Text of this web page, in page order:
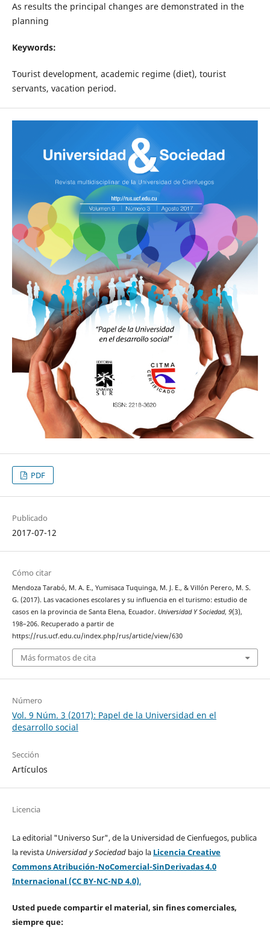
As results the principal changes are demonstrated in the
planning
Keywords:
Tourist development, academic regime (diet), tourist
servants, vacation period.
PDF
Publicado
2017-07-12
Cómo citar
Mendoza Tarabó, M. A. E., Yumisaca Tuquinga, M. J. E., & Villón Perero, M. S.
G. (2017). Las vacaciones escolares y su influencia en el turismo: estudio de
casos en la provincia de Santa Elena, Ecuador. Universidad Y Sociedad, 9(3),
198–206. Recuperado a partir de
https://rus.ucf.edu.cu/index.php/rus/article/view/630
Más formatos de cita
Número
Vol. 9 Núm. 3 (2017): Papel de la Universidad en el
desarrollo social
Sección
Artículos
Licencia
La editorial "Universo Sur", de la Universidad de Cienfuegos, publica
la revista Universidad y Sociedad bajo la Licencia Creative
Commons Atribución-NoComercial-SinDerivadas 4.0
Internacional (CC BY-NC-ND 4.0).
Usted puede compartir el material, sin fines comerciales,
siempre que: